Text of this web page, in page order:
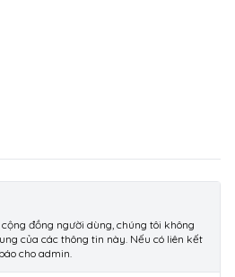
đồng người dùng, chúng tôi không
của các thông tin này. Nếu có liên kết
cho admin.